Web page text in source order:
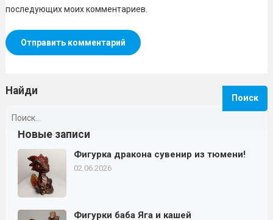
последующих моих комментариев.
Найди
Новые записи
Фигурка дракона сувенир из тюмени!
02.06.2026
Фигурки баба Яга и кашей